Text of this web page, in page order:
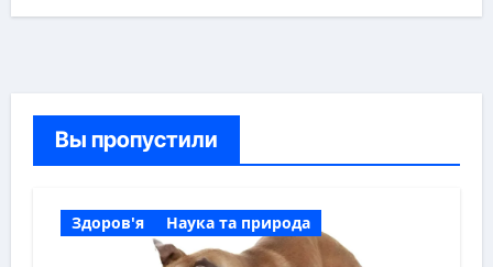
Вы пропустили
Здоров'я Наука та природа